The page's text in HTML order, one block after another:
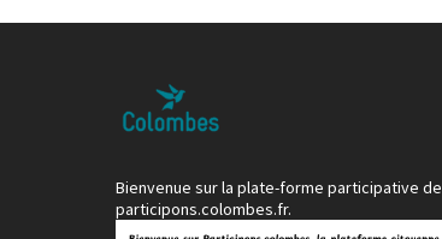
Bienvenue sur la plate-forme participative de
participons.colombes.fr.